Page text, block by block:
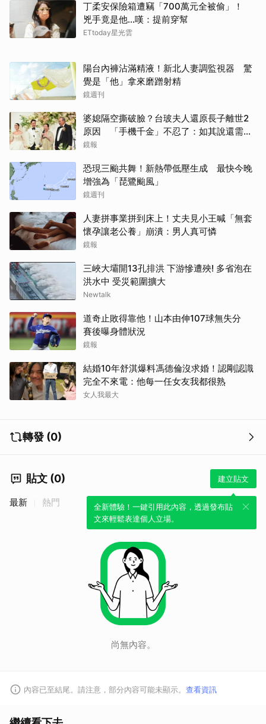
丁柔安保險箱遭竊「700萬元全被偷」！
兇手竟是他...嘆：提前穿幫
ETtoday星光雲
陽台內褲沾滿精液！新北人妻調監視器 驚
覺是「他」拿來磨蹭射精
鏡週刊
婆媳隔空撕破臉？台玻夫人還原長子離世2
原因 「手機千金」不忍了：如其說還需要
離開嗎？
鏡報
恐現三颱共舞！新熱帶低壓生成 最快今晚
增強為「琵鷺颱風」
鏡週刊
人妻拼事業拼到床上！丈夫見小王喊「無套
懷孕讓老公養」崩潰：男人真可憐
鏡報
三峽大壩開13孔排洪 下游慘遭殃! 多省泡在
洪水中 受災範圍擴大
Newtalk
道奇止敗得靠他！山本由伸107球無失分
賽後曝身體狀況
鏡報
結婚10年舒淇爆料馮德倫沒求婚！認剛認識
完全不來電：他每一任女友我都很熟
女人我最大
轉發 (0)
貼文 (0) 建立貼文
全新體驗！一鍵引用此內容，透過發布貼
文來輕鬆表達個人立場。
最新 熱門
尚無內容。
內容已至結尾。請注意，部分內容可能未顯示。 查看資訊
取消